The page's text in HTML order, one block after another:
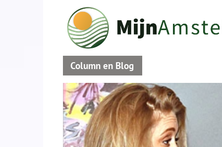
Column en Blog